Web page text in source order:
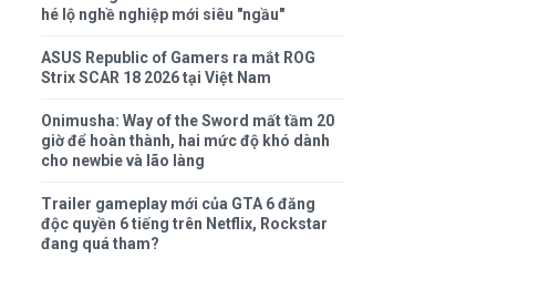
hé lộ nghề nghiệp mới siêu "ngầu"
ASUS Republic of Gamers ra mắt ROG
Strix SCAR 18 2026 tại Việt Nam
Onimusha: Way of the Sword mất tầm 20
giờ để hoàn thành, hai mức độ khó dành
cho newbie và lão làng
Trailer gameplay mới của GTA 6 đăng
độc quyền 6 tiếng trên Netflix, Rockstar
đang quá tham?